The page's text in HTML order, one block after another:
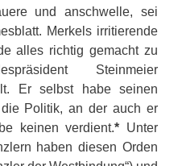
und anschwelle, sei
Merkels irritierende
alles richtig gemacht zu
Steinmeier
Er selbst habe seinen
Politik, an der auch er
keinen verdient.* Unter
haben diesen Orden